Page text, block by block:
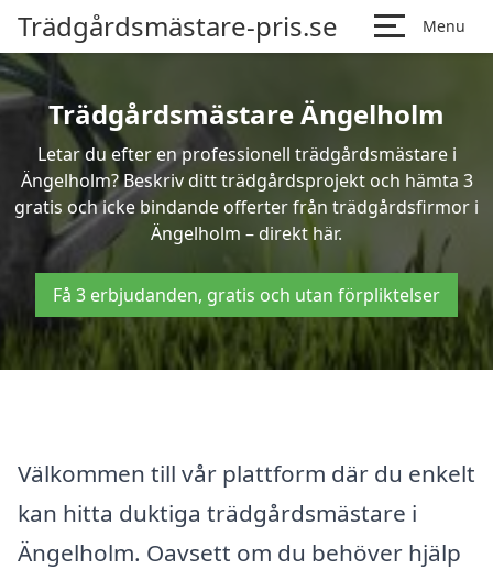
Trädgårdsmästare-pris.se Menu
Trädgårdsmästare Ängelholm
Letar du efter en professionell trädgårdsmästare i
Ängelholm? Beskriv ditt trädgårdsprojekt och hämta 3
gratis och icke bindande offerter från trädgårdsfirmor i
Ängelholm – direkt här.
Få 3 erbjudanden, gratis och utan förpliktelser
Välkommen till vår plattform där du enkelt
kan hitta duktiga trädgårdsmästare i
Ängelholm. Oavsett om du behöver hjälp